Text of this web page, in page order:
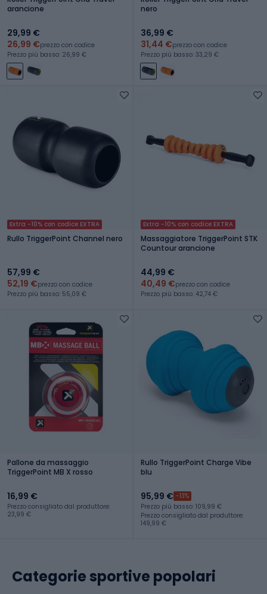
arancione
29,99 €
26,99 €prezzo con codice
Prezzo più basso: 26,99 €
nero
36,99 €
31,44 €prezzo con codice
Prezzo più basso: 33,29 €
Extra -10% con codice EXTRA
Rullo TriggerPoint Channel nero
57,99 €
52,19 €prezzo con codice
Prezzo più basso: 55,09 €
Extra -10% con codice EXTRA
Massaggiatore TriggerPoint STK
Countour arancione
44,99 €
40,49 €prezzo con codice
Prezzo più basso: 42,74 €
Pallone da massaggio
TriggerPoint MB X rosso
16,99 €
Prezzo consigliato dal produttore:
23,99 €
Rullo TriggerPoint Charge Vibe
blu
95,99 € -13%
Prezzo più basso: 109,99 €
Prezzo consigliato dal produttore:
149,99 €
Categorie sportive popolari